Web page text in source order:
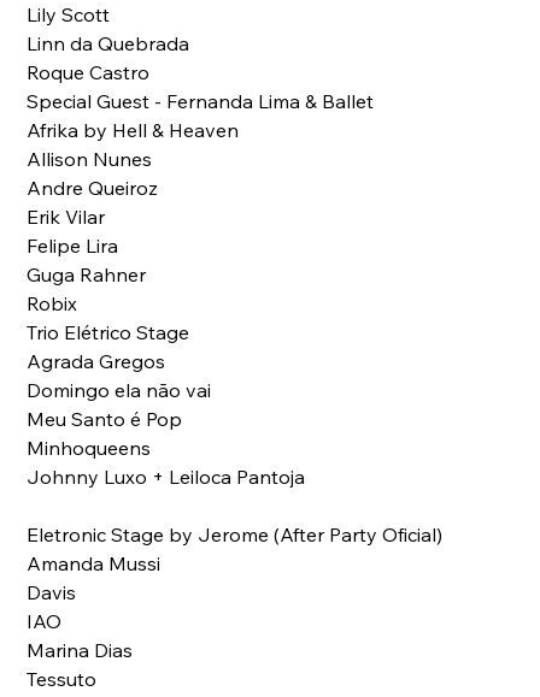
Lily Scott
Linn da Quebrada
Roque Castro
Special Guest - Fernanda Lima & Ballet
Afrika by Hell & Heaven
Allison Nunes
Andre Queiroz
Erik Vilar
Felipe Lira
Guga Rahner
Robix
Trio Elétrico Stage
Agrada Gregos
Domingo ela não vai
Meu Santo é Pop
Minhoqueens
Johnny Luxo + Leiloca Pantoja
Eletronic Stage by Jerome (After Party Oficial)
Amanda Mussi
Davis
IAO
Marina Dias
Tessuto